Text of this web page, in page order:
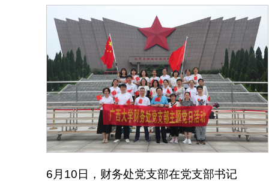
6月10日，财务处党支部在党支部书记